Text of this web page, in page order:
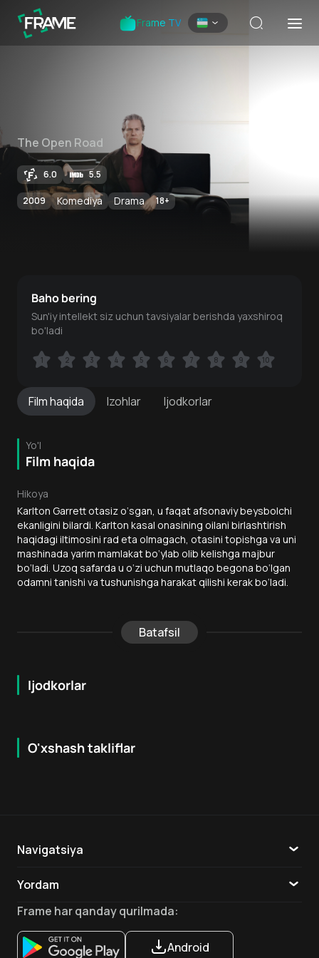
Frame TV
The Open Road
6.0 5.5
2009 Komediya Drama 18+
Filmhaqida Izohlar Ijodkorlar
Yo'l
Film haqida
Hikoya
Karlton Garrett otasiz o‘sgan, u faqat afsonaviy beysbolchi
ekanligini bilardi. Karlton kasal onasining oilani birlashtirish
haqidagi iltimosini rad eta olmagach, otasini topishga va uni
mashinada yarim mamlakat bo‘ylab olib kelishga majbur
bo‘ladi. Uzoq safarda u o‘zi uchun mutlaqo begona bo‘lgan
odamni tanishi va tushunishga harakat qilishi kerak bo‘ladi.
Batafsil
Ijodkorlar
Baho bering
Sun'iy intellekt siz uchun tavsiyalar berishda yaxshiroq
bo'ladi
1 2 3 4 5 6 7 8 9 10
1 2 3 4 5 6 7 8 9 10
O'xshash takliflar
16 + 7.9
Navigatsiya
Yordam
Aloqa
Ilovalar
Frame har qanday qurilmada:
Android